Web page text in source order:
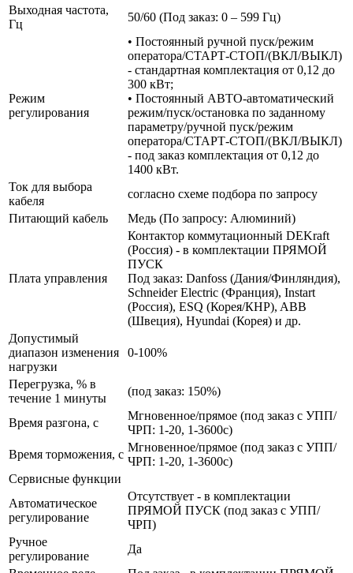
Выходная частота,
Гц
50/60 (Под заказ: 0 – 599 Гц)
Режим
регулирования
• Постоянный ручной пуск/режим
оператора/СТАРТ-СТОП/(ВКЛ/ВЫКЛ)
- стандартная комплектация от 0,12 до
300 кВт;
• Постоянный АВТО-автоматический
режим/пуск/остановка по заданному
параметру/ручной пуск/режим
оператора/СТАРТ-СТОП/(ВКЛ/ВЫКЛ)
- под заказ комплектация от 0,12 до
1400 кВт.
Ток для выбора
кабеля
согласно схеме подбора по запросу
Питающий кабель
Медь (По запросу: Алюминий)
Плата управления
Контактор коммутационный DEKraft
(Россия) - в комплектации ПРЯМОЙ
ПУСК
Под заказ: Danfoss (Дания/Финляндия),
Schneider Electric (Франция), Instart
(Россия), ESQ (Корея/КНР), ABB
(Швеция), Hyundai (Корея) и др.
Допустимый
диапазон изменения
нагрузки
0-100%
Перегрузка, % в
течение 1 минуты
(под заказ: 150%)
Время разгона, с
Мгновенное/прямое (под заказ с УПП/
ЧРП: 1-20, 1-3600с)
Время торможения, с
Мгновенное/прямое (под заказ с УПП/
ЧРП: 1-20, 1-3600с)
Сервисные функции
Автоматическое
регулирование
Отсутствует - в комплектации
ПРЯМОЙ ПУСК (под заказ с УПП/
ЧРП)
Ручное
регулирование
Да